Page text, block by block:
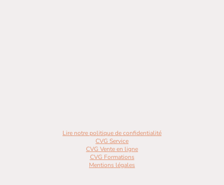
Lire notre politique de confidentialité
CVG Service
CVG Vente en ligne
CVG Formations
Mentions légales